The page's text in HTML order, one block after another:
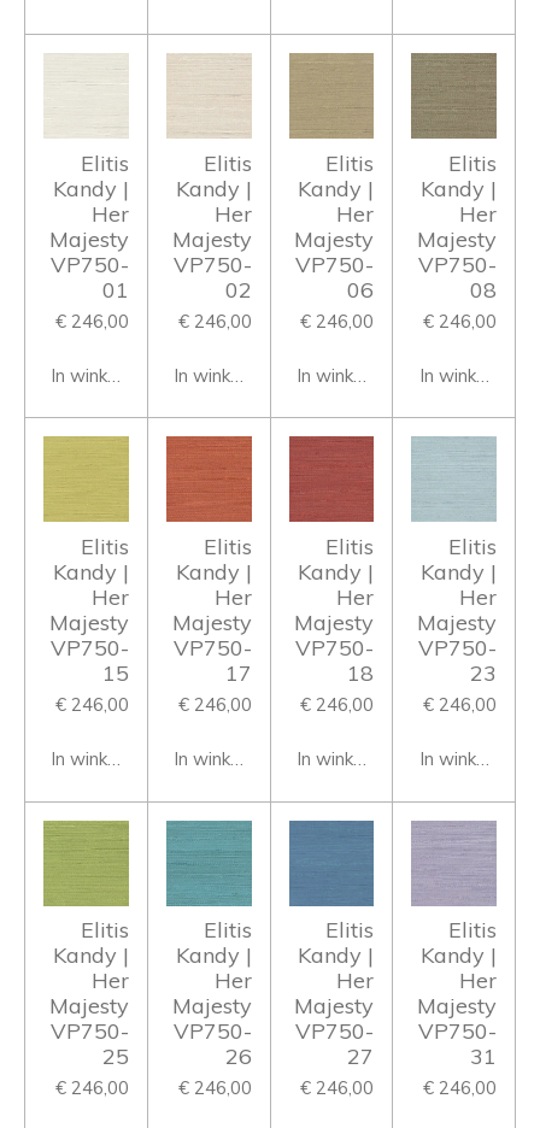
Elitis
Kandy |
Her
Majesty
VP750-
01
€ 246,00
In winkelwagen
Elitis
Kandy |
Her
Majesty
VP750-
02
€ 246,00
In winkelwagen
Elitis
Kandy |
Her
Majesty
VP750-
06
€ 246,00
In winkelwagen
Elitis
Kandy |
Her
Majesty
VP750-
08
€ 246,00
In
Elitis
Kandy |
Her
Majesty
VP750-
15
€ 246,00
In winkelwagen
Elitis
Kandy |
Her
Majesty
VP750-
17
€ 246,00
In winkelwagen
Elitis
Kandy |
Her
Majesty
VP750-
18
€ 246,00
In winkelwagen
Elitis
Kandy |
Her
Majesty
VP750-
23
€ 246,00
In
Elitis
Kandy |
Her
Majesty
VP750-
25
€ 246,00
Elitis
Kandy |
Her
Majesty
VP750-
26
€ 246,00
Elitis
Kandy |
Her
Majesty
VP750-
27
€ 246,00
Elitis
Kandy |
Her
Majesty
VP750-
31
€ 246,00